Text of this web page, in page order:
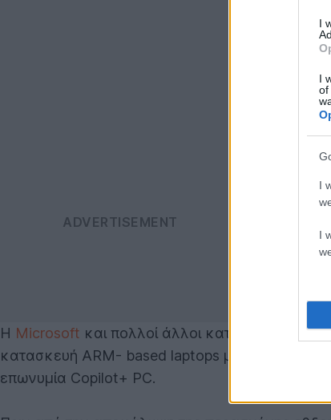
I
I
of
I
I
Η Microsoft και πολλοί άλλοι κατασκευαστές
κατασκευή ARM- based laptops με Windows, με
επωνυμία Copilot+ PC.